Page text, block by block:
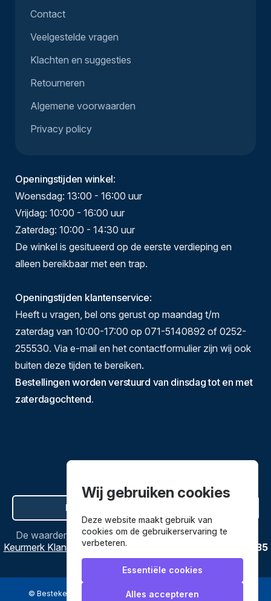
Contact
Veelgestelde vragen
Klachten en suggesties
Retourneren
Algemene voorwaarden
Privacy policy
Openingstijden winkel:
Woensdag: 13:00 - 16:00 uur
Vrijdag: 10:00 - 16:00 uur
Zaterdag: 10:00 - 14:30 uur
De winkel is gesitueerd op de eerste verdieping en
alleen bereikbaar met een trap.
Openingstijden klantenservice:
Heeft u vragen, bel ons gerust op maandag t/m
zaterdag van 10:00-17:00 op 071-5140892 of 0252-
255530. Via e-mail en het contactformulier zijn wij ook
buiten deze tijden te bereiken.
Bestellingen worden verstuurd van dinsdag tot en met
zaterdagochtend.
Hier de overeenkomst ontbinden
De waardering vanBestekenpannen.nlbijWebwinkel
Keurmerk Klantbeoordelingen
3635
reviews.
© Bestekenpannen.nl 2026 een webshop van
Wij gebruiken cookies
Deze website maakt gebruik van
cookies om de gebruikerservaring te
verbeteren.
Essentiële cookies
Alles accepteren